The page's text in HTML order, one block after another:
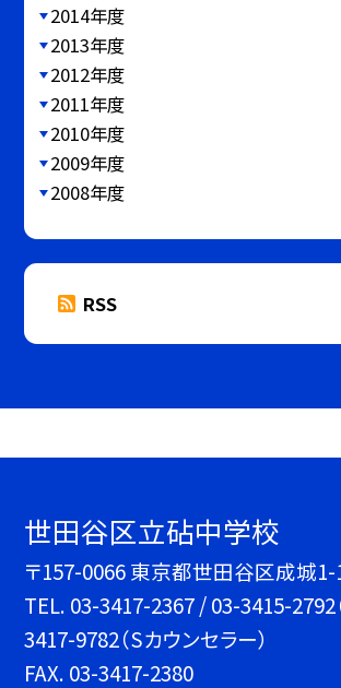
2014年度
2013年度
2012年度
2011年度
2010年度
2009年度
2008年度
RSS
世田谷区立砧中学校
〒157-0066 東京都世田谷区成城1-
TEL. 03-3417-2367 / 03-3415-2792
3417-9782（Sカウンセラー）
FAX. 03-3417-2380